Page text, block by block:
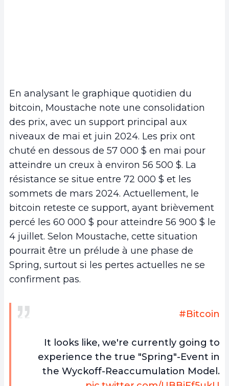
En analysant le graphique quotidien du
bitcoin, Moustache note une consolidation
des prix, avec un support principal aux
niveaux de mai et juin 2024. Les prix ont
chuté en dessous de 57 000 $ en mai pour
atteindre un creux à environ 56 500 $. La
résistance se situe entre 72 000 $ et les
sommets de mars 2024. Actuellement, le
bitcoin reteste ce support, ayant brièvement
percé les 60 000 $ pour atteindre 56 900 $ le
4 juillet. Selon Moustache, cette situation
pourrait être un prélude à une phase de
Spring, surtout si les pertes actuelles ne se
confirment pas.
#Bitcoin
It looks like, we're currently going to
experience the true "Spring"-Event in
the Wyckoff-Reaccumulation Model.